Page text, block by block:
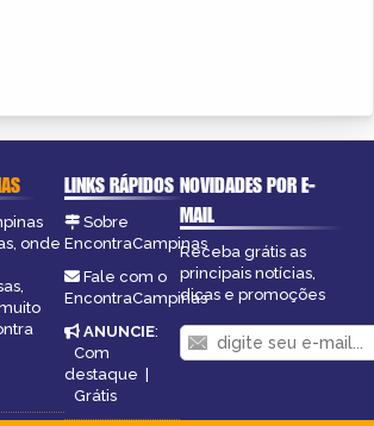
onde
LINKS RÁPIDOS
Sobre
EncontraCampinas
Fale com o
EncontraCampinas
ANUNCIE:
Com
destaque |
Grátis
NOVIDADES POR E-
MAIL
Receba grátis as
principais notícias,
dicas e promoções